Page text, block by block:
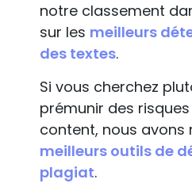
notre classement
sur les meilleurs
des textes.
Si vous cherchez
prémunir des
content, nous avons
meilleurs outils de
plagiat.